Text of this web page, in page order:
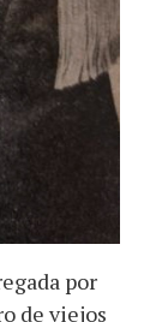
por
de viejos